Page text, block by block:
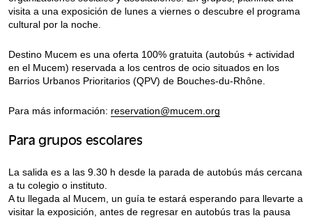
visita a una exposición de lunes a viernes o descubre el programa
cultural por la noche.
Destino Mucem es una oferta 100% gratuita (autobús + actividad
en el Mucem) reservada a los centros de ocio situados en los
Barrios Urbanos Prioritarios (QPV) de Bouches-du-Rhône.
Para más información: reservation@mucem.org
Para grupos escolares
La salida es a las 9.30 h desde la parada de autobús más cercana
a tu colegio o instituto.
A tu llegada al Mucem, un guía te estará esperando para llevarte a
visitar la exposición, antes de regresar en autobús tras la pausa